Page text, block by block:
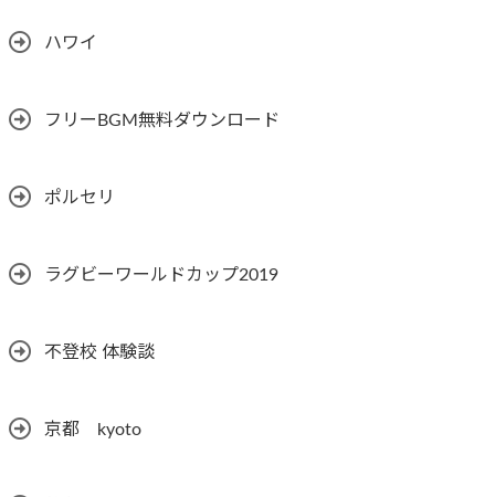
ハワイ
フリーBGM無料ダウンロード
ポルセリ
ラグビーワールドカップ2019
不登校 体験談
京都 kyoto